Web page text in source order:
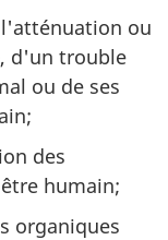
ou
d'un trouble
ou de ses
des
humain;
organiques